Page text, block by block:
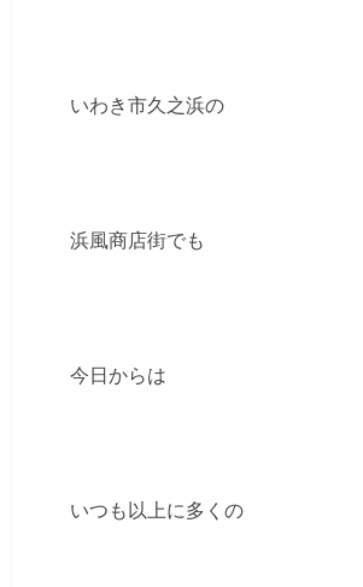
いわき市久之浜の
浜風商店街でも
今日からは
いつも以上に多くの